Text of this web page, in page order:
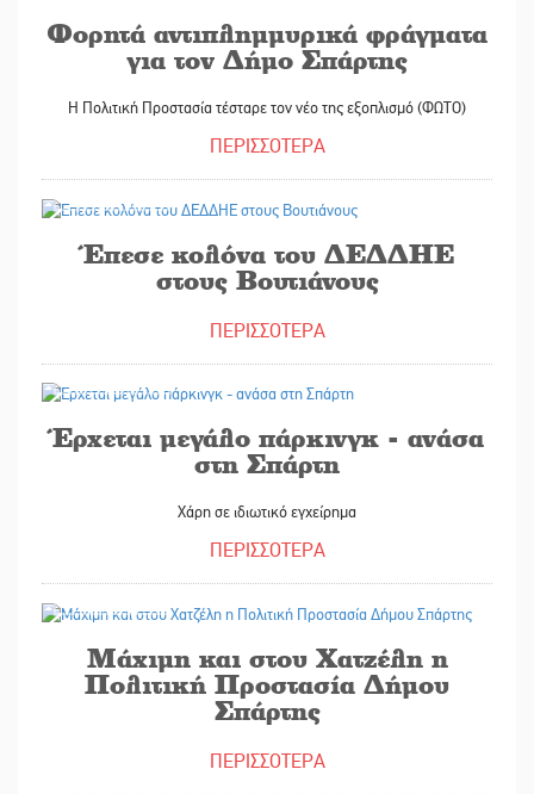
Φορητά αντιπλημμυρικά φράγματα
για τον Δήμο Σπάρτης
H Πολιτική Προστασία τέσταρε τον νέο της εξοπλισμό (ΦΩΤΟ)
ΠΕΡΙΣΣΟΤΕΡΑ
Έπεσε κολόνα του ΔΕΔΔΗΕ
στους Βουτιάνους
ΠΕΡΙΣΣΟΤΕΡΑ
Έρχεται μεγάλο πάρκινγκ - ανάσα
στη Σπάρτη
Χάρη σε ιδιωτικό εγχείρημα
ΠΕΡΙΣΣΟΤΕΡΑ
Μάχιμη και στου Χατζέλη η
Πολιτική Προστασία Δήμου
Σπάρτης
ΠΕΡΙΣΣΟΤΕΡΑ